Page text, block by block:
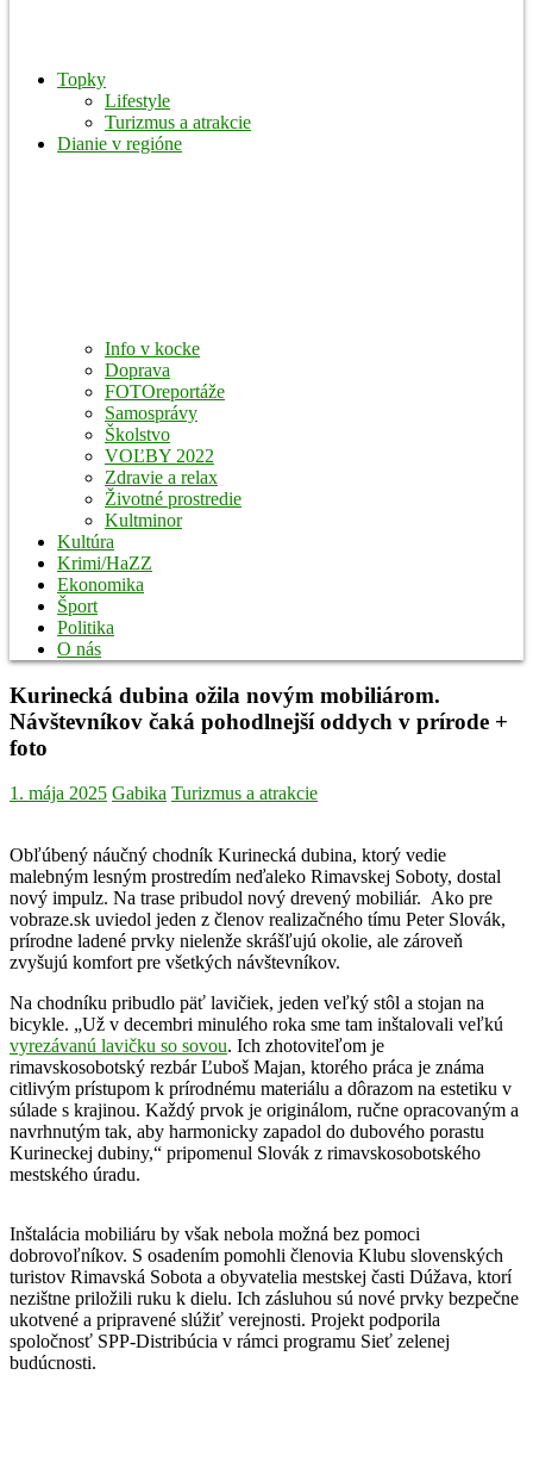
Topky
Lifestyle
Turizmus a atrakcie
Dianie v regióne
Info v kocke
Doprava
FOTOreportáže
Samosprávy
Školstvo
VOĽBY 2022
Zdravie a relax
Životné prostredie
Kultminor
Kultúra
Krimi/HaZZ
Ekonomika
Šport
Politika
O nás
Kurinecká dubina ožila novým mobiliárom.
Návštevníkov čaká pohodlnejší oddych v prírode +
foto
1. mája 2025 Gabika Turizmus a atrakcie
Obľúbený náučný chodník Kurinecká dubina, ktorý vedie
malebným lesným prostredím neďaleko Rimavskej Soboty, dostal
nový impulz. Na trase pribudol nový drevený mobiliár. Ako pre
vobraze.sk uviedol jeden z členov realizačného tímu Peter Slovák,
prírodne ladené prvky nielenže skrášľujú okolie, ale zároveň
zvyšujú komfort pre všetkých návštevníkov.
Na chodníku pribudlo päť lavičiek, jeden veľký stôl a stojan na
bicykle. „Už v decembri minulého roka sme tam inštalovali veľkú
vyrezávanú lavičku so sovou. Ich zhotoviteľom je
rimavskosobotský rezbár Ľuboš Majan, ktorého práca je známa
citlivým prístupom k prírodnému materiálu a dôrazom na estetiku v
súlade s krajinou. Každý prvok je originálom, ručne opracovaným a
navrhnutým tak, aby harmonicky zapadol do dubového porastu
Kurineckej dubiny,“ pripomenul Slovák z rimavskosobotského
mestského úradu.
Inštalácia mobiliáru by však nebola možná bez pomoci
dobrovoľníkov. S osadením pomohli členovia Klubu slovenských
turistov Rimavská Sobota a obyvatelia mestskej časti Dúžava, ktorí
nezištne priložili ruku k dielu. Ich zásluhou sú nové prvky bezpečne
ukotvené a pripravené slúžiť verejnosti. Projekt podporila
spoločnosť SPP-Distribúcia v rámci programu Sieť zelenej
budúcnosti.